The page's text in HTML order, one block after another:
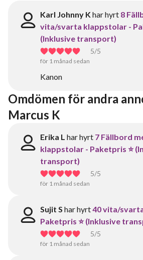
Karl Johnny K har hyrt 8
vita/svarta klappstolar -
(Inklusive transport)
5/5
för 1 månad sedan
Kanon
Omdömen för andra
Marcus K
Erika L har hyrt 7 Fällbord
klappstolar - Paketpris ⭐
transport)
5/5
för 1 månad sedan
Sujit S har hyrt40 vita/
Paketpris ⭐ (Inklusive
5/5
för 1 månad sedan